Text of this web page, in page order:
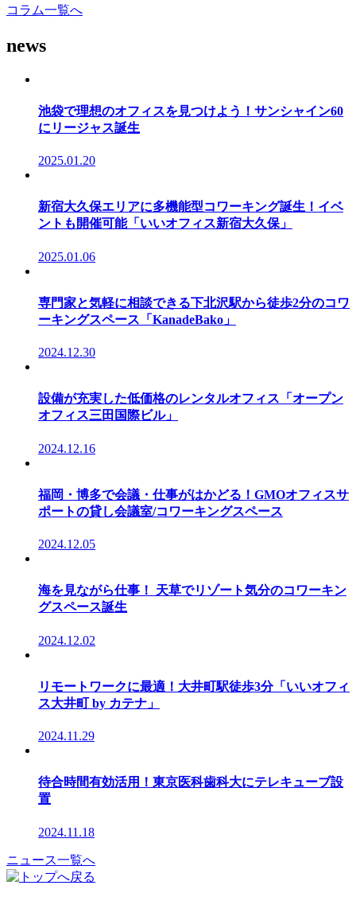
コラム一覧へ
news
池袋で理想のオフィスを見つけよう！サンシャイン60
にリージャス誕生
2025.01.20
新宿大久保エリアに多機能型コワーキング誕生！イベ
ントも開催可能「いいオフィス新宿大久保」
2025.01.06
専門家と気軽に相談できる下北沢駅から徒歩2分のコワ
ーキングスペース「KanadeBako」
2024.12.30
設備が充実した低価格のレンタルオフィス「オープン
オフィス三田国際ビル」
2024.12.16
福岡・博多で会議・仕事がはかどる！GMOオフィスサ
ポートの貸し会議室/コワーキングスペース
2024.12.05
海を見ながら仕事！ 天草でリゾート気分のコワーキン
グスペース誕生
2024.12.02
リモートワークに最適！大井町駅徒歩3分「いいオフィ
ス大井町 by カテナ」
2024.11.29
待合時間有効活用！東京医科歯科大にテレキューブ設
置
2024.11.18
ニュース一覧へ